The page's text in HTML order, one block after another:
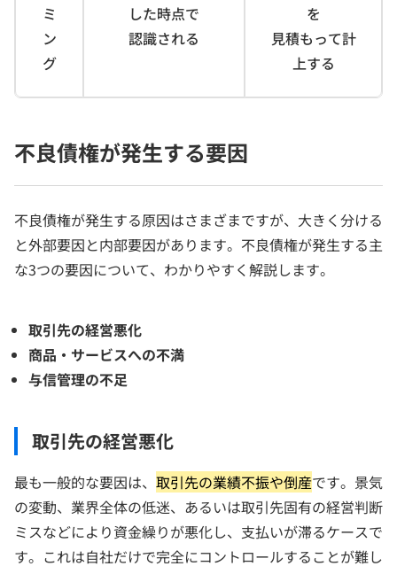
ミ
ン
グ
した時点で
認識される
を
見積もって計
上する
不良債権が発生する要因
不良債権が発生する原因はさまざまですが、大きく分ける
と外部要因と内部要因があります。不良債権が発生する主
な3つの要因について、わかりやすく解説します。
取引先の経営悪化
商品・サービスへの不満
与信管理の不足
取引先の経営悪化
最も一般的な要因は、 取引先の業績不振や倒産です。景気
の変動、業界全体の低迷、あるいは取引先固有の経営判断
ミスなどにより資金繰りが悪化し、支払いが滞るケースで
す。これは自社だけで完全にコントロールすることが難し